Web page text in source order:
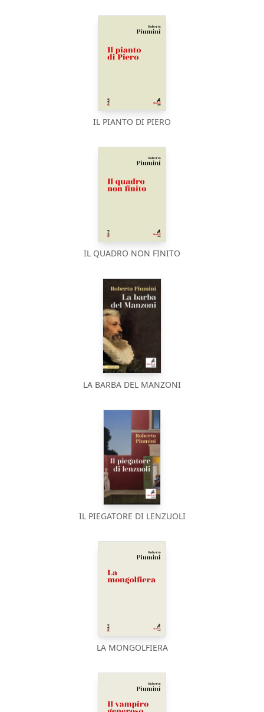
IL PIANTO DI PIERO
IL QUADRO NON FINITO
LA BARBA DEL MANZONI
IL PIEGATORE DI LENZUOLI
LA MONGOLFIERA